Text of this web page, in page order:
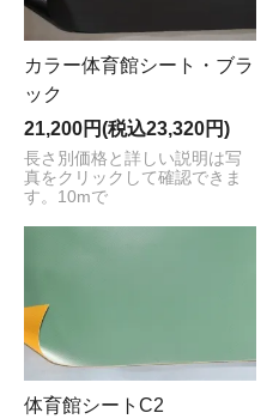
カラー体育館シート・ブラ
ック
21,200円(税込23,320円)
長さ別価格と詳しい説明は写
真をクリックして確認できま
す。10mで
体育館シートC2